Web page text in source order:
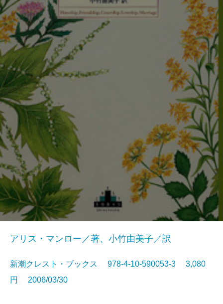
アリス・マンロー／著、小竹由美子／訳
新潮クレスト・ブックス 978-4-10-590053-3 3,080
円 2006/03/30